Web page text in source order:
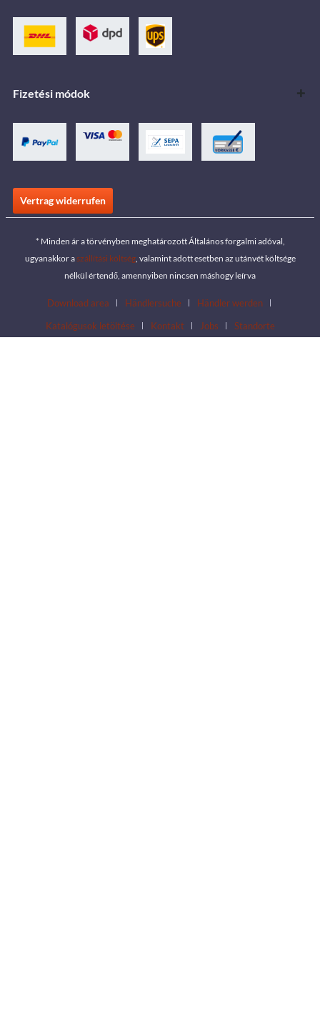
Fizetési módok
Vertrag widerrufen
* Minden ár a törvényben meghatározott Általános forgalmi adóval,
ugyanakkor aszállítási költség, valamint adott esetben az utánvét költsége
nélkül értendő, amennyiben nincsen máshogy leírva
Download area Händlersuche
Händler werden
Katalógusok letöltése
Kontakt Jobs Standorte